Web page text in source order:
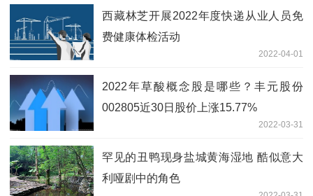
西藏林芝开展2022年度快递从业人员免
费健康体检活动
2022-04-01
2022年草酸概念股是哪些？丰元股份
002805近30日股价上涨15.77%
2022-03-31
罕见的丑鸭现身盐城黄海湿地 酷似意大
利哑剧中的角色